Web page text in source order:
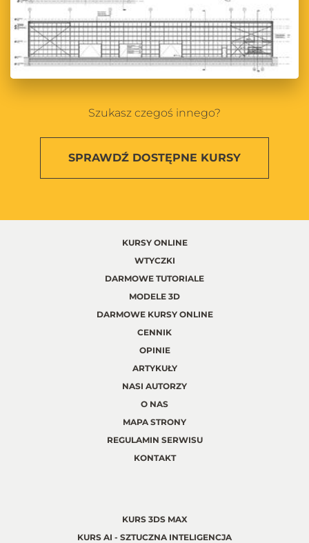
Szukasz czegoś innego?
SPRAWDŹ DOSTĘPNE KURSY
KURSY ONLINE
WTYCZKI
DARMOWE TUTORIALE
MODELE 3D
DARMOWE KURSY ONLINE
CENNIK
OPINIE
ARTYKUŁY
NASI AUTORZY
O NAS
MAPA STRONY
REGULAMIN SERWISU
KONTAKT
KURS 3DS MAX
KURS AI - SZTUCZNA INTELIGENCJA